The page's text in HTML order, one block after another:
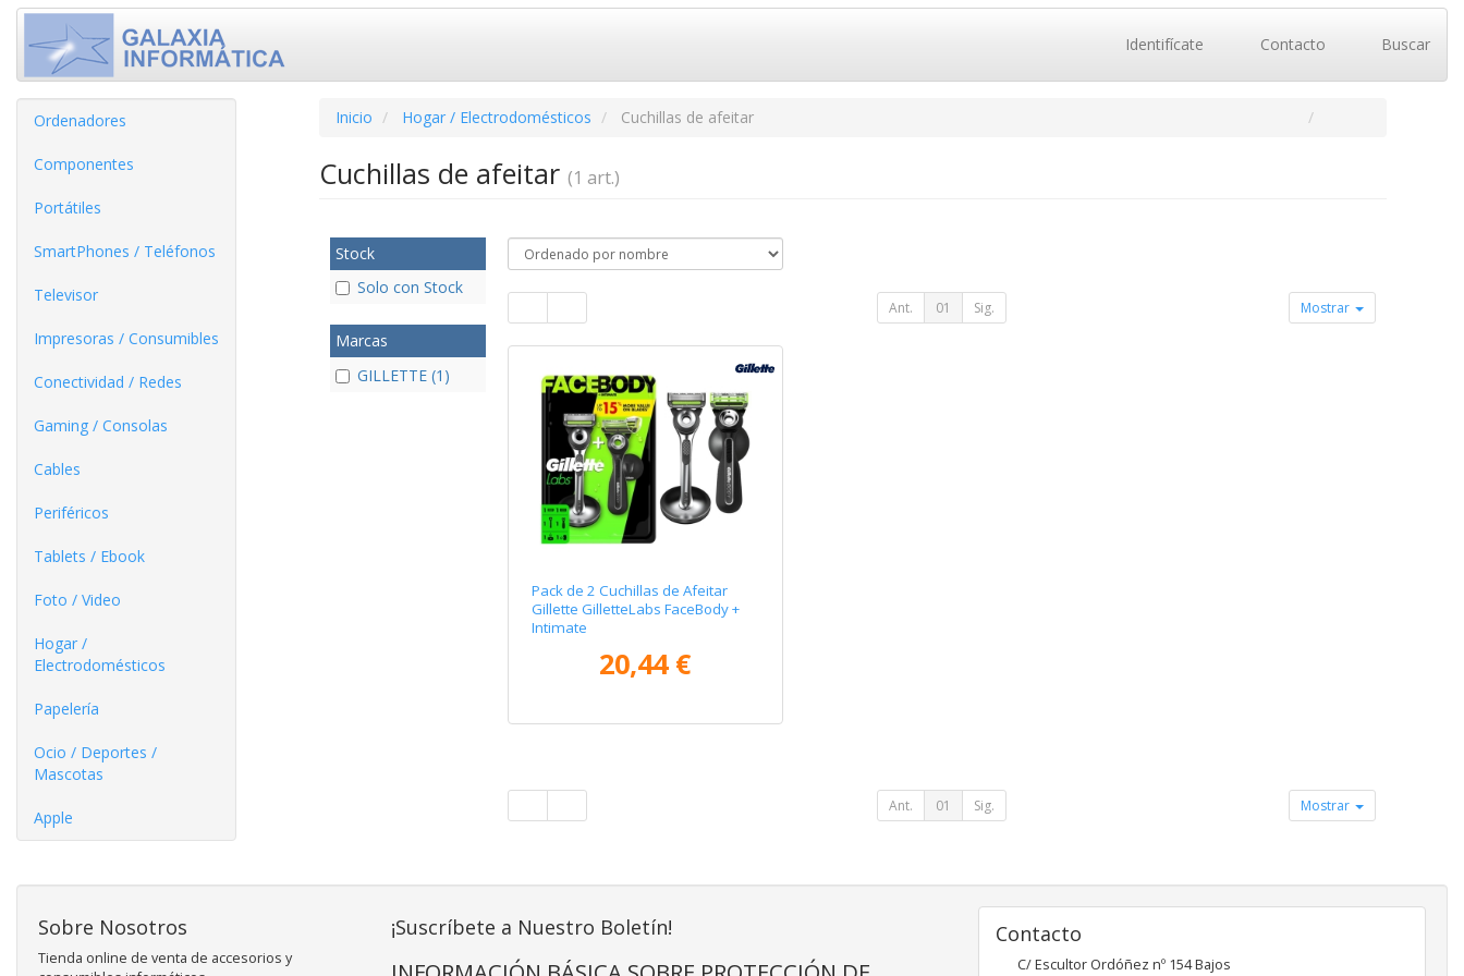
Identifícate Contacto Buscar
Ordenadores
Componentes
Portátiles
SmartPhones / Teléfonos
Televisor
Impresoras / Consumibles
Conectividad / Redes
Gaming / Consolas
Cables
Periféricos
Tablets / Ebook
Foto / Video
Hogar /
Electrodomésticos
Papelería
Ocio / Deportes /
Mascotas
Apple
Inicio Hogar / Electrodomésticos Cuchillas de afeitar
Cuchillas de afeitar (1 art.)
Stock
Solo con Stock
Marcas
GILLETTE (1)
Ant. 01 Sig. Mostrar
Pack de 2 Cuchillas de Afeitar
Gillette GilletteLabs FaceBody +
Intimate
20,44 €
Ant. 01 Sig. Mostrar
Sobre Nosotros
Tienda online de venta de accesorios y
¡Suscríbete a Nuestro Boletín! Contacto
C/ Escultor Ordóñez nº 154 Bajos